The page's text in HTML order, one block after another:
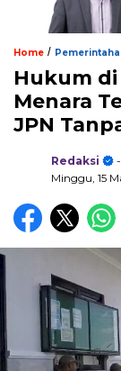
Home /
Hukum
Menara
JPN
Redaksi
Minggu, 15